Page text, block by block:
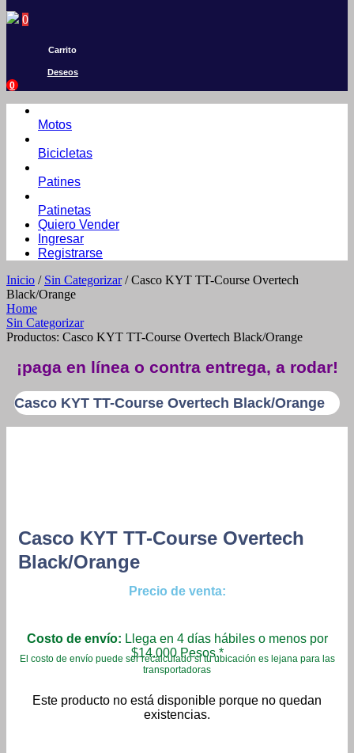
0
Carrito
Deseos
0
Motos
Bicicletas
Patines
Patinetas
Quiero Vender
Ingresar
Registrarse
Inicio / Sin Categorizar/ Casco KYT TT-Course Overtech
Black/Orange
Home
Sin Categorizar
Productos: Casco KYT TT-Course Overtech Black/Orange
¡paga en línea o contra entrega, a rodar!
Casco KYT TT-Course Overtech Black/Orange
Casco KYT TT-Course Overtech
Black/Orange
Precio de venta:
Costo de envío: Llega en 4 días hábiles o menos por
$14.000 Pesos.*
El costo de envío puede ser recalculado si tu ubicación es lejana para las
transportadoras
Este producto no está disponible porque no quedan
existencias.